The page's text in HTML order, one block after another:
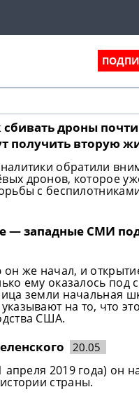
дроны
получить вторую
обратили
дронов, которое
с
— западные СМИ
же начал, и
ему оказалось под
земли начальная
на то, что
США.
20.05
2019 года) он
страны.